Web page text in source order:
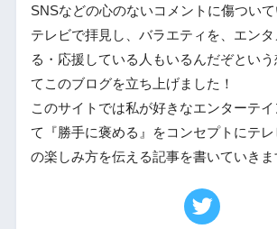
SNSなどの心のないコメントに傷つい
テレビで拝見し、バラエティを、エン
る・応援している人もいるんだぞという
てこのブログを立ち上げました！
このサイトでは私が好きなエンターテ
て『勝手に褒める』をコンセプトにテ
の楽しみ方を伝える記事を書いていきま